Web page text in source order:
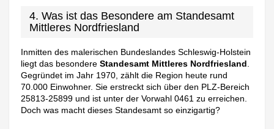
4. Was ist das Besondere am Standesamt
Mittleres Nordfriesland
Inmitten des malerischen Bundeslandes Schleswig-Holstein
liegt das besondereStandesamt Mittleres Nordfriesland.
Gegründet im Jahr 1970, zählt die Region heute rund
70.000 Einwohner. Sie erstreckt sich über den PLZ-Bereich
25813-25899 und ist unter der Vorwahl 0461 zu erreichen.
Doch was macht dieses Standesamt so einzigartig?